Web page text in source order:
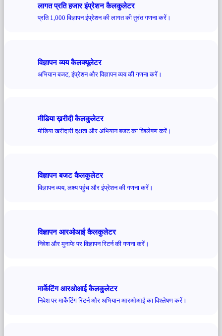
लागत प्रति हजार इंप्रेशन कैलकुलेटर
प्रति 1,000 विज्ञापन इंप्रेशन की लागत की तुरंत गणना करें।
विज्ञापन व्यय कैलक्यूलेटर
अभियान बजट, इंप्रेशन और विज्ञापन व्यय की गणना करें।
मीडिया ख़रीदी कैलकुलेटर
मीडिया खरीदारी दक्षता और अभियान बजट का विश्लेषण करें।
विज्ञापन बजट कैलकुलेटर
विज्ञापन व्यय, लक्ष्य पहुंच और इंप्रेशन की गणना करें।
विज्ञापन आरओआई कैलकुलेटर
निवेश और मुनाफे पर विज्ञापन रिटर्न की गणना करें।
मार्केटिंग आरओआई कैलकुलेटर
निवेश पर मार्केटिंग रिटर्न और अभियान आरओआई का विश्लेषण करें।